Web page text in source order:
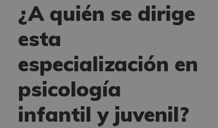
¿A quién se dirige
esta
especialización en
psicología
infantil y juvenil?